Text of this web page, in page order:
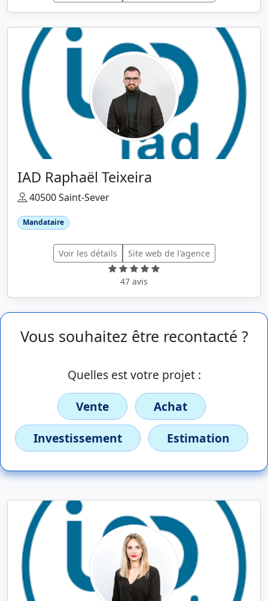
IAD Raphaël Teixeira
40500 Saint-Sever
Mandataire
Voir les détails Site web de l'agence
47 avis
Vous souhaitez être recontacté ?
Quelles est votre projet :
Vente
Achat
Investissement
Estimation